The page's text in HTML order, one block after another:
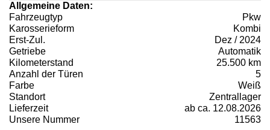
Allgemeine Daten:
Fahrzeugtyp
Pkw
Karosserieform
Kombi
Erst-Zul.
Dez / 2024
Getriebe
Automatik
Kilometerstand
25.500 km
Anzahl der Türen
5
Farbe
Weiß
Standort
Zentrallager
Lieferzeit
ab ca. 12.08.2026
Unsere Nummer
11563